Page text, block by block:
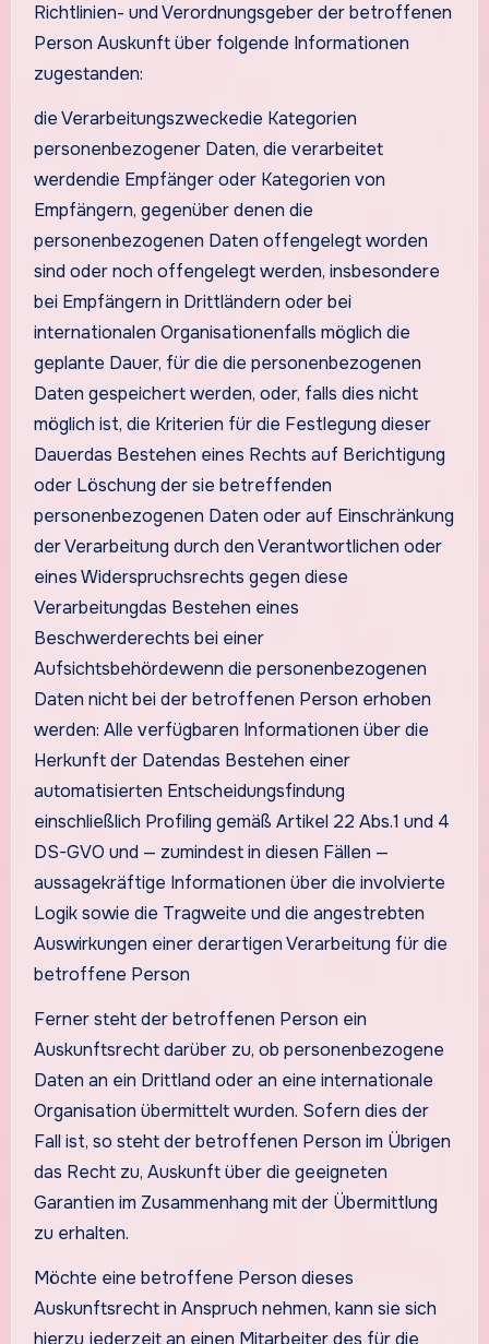
Richtlinien- und Verordnungsgeber der betroffenen
Person Auskunft über folgende Informationen
zugestanden:
die Verarbeitungszweckedie Kategorien
personenbezogener Daten, die verarbeitet
werdendie Empfänger oder Kategorien von
Empfängern, gegenüber denen die
personenbezogenen Daten offengelegt worden
sind oder noch offengelegt werden, insbesondere
bei Empfängern in Drittländern oder bei
internationalen Organisationenfalls möglich die
geplante Dauer, für die die personenbezogenen
Daten gespeichert werden, oder, falls dies nicht
möglich ist, die Kriterien für die Festlegung dieser
Dauerdas Bestehen eines Rechts auf Berichtigung
oder Löschung der sie betreffenden
personenbezogenen Daten oder auf Einschränkung
der Verarbeitung durch den Verantwortlichen oder
eines Widerspruchsrechts gegen diese
Verarbeitungdas Bestehen eines
Beschwerderechts bei einer
Aufsichtsbehördewenn die personenbezogenen
Daten nicht bei der betroffenen Person erhoben
werden: Alle verfügbaren Informationen über die
Herkunft der Datendas Bestehen einer
automatisierten Entscheidungsfindung
einschließlich Profiling gemäß Artikel 22 Abs.1 und 4
DS-GVO und — zumindest in diesen Fällen —
aussagekräftige Informationen über die involvierte
Logik sowie die Tragweite und die angestrebten
Auswirkungen einer derartigen Verarbeitung für die
betroffene Person
Ferner steht der betroffenen Person ein
Auskunftsrecht darüber zu, ob personenbezogene
Daten an ein Drittland oder an eine internationale
Organisation übermittelt wurden. Sofern dies der
Fall ist, so steht der betroffenen Person im Übrigen
das Recht zu, Auskunft über die geeigneten
Garantien im Zusammenhang mit der Übermittlung
zu erhalten.
Möchte eine betroffene Person dieses
Auskunftsrecht in Anspruch nehmen, kann sie sich
hierzu jederzeit an einen Mitarbeiter des für die